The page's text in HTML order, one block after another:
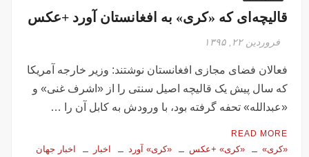
قالیچه‌ای که «کری» به افغانستان آورد +عکس
فروردین ۲۲, ۱۳۹۵
فعالان فضای مجازی افغانستان نوشتند: وزیر خارجه آمریکا
که سال پیش یک قالیچه اصیل سنتی را از «اشرف غنی» و
«عبدالله» تحفه گرفته بود، با ورودش به کابل آن را …
READ MORE
«کری» «کری» +عکس «کری» آورد اخبار
اخبار جهان